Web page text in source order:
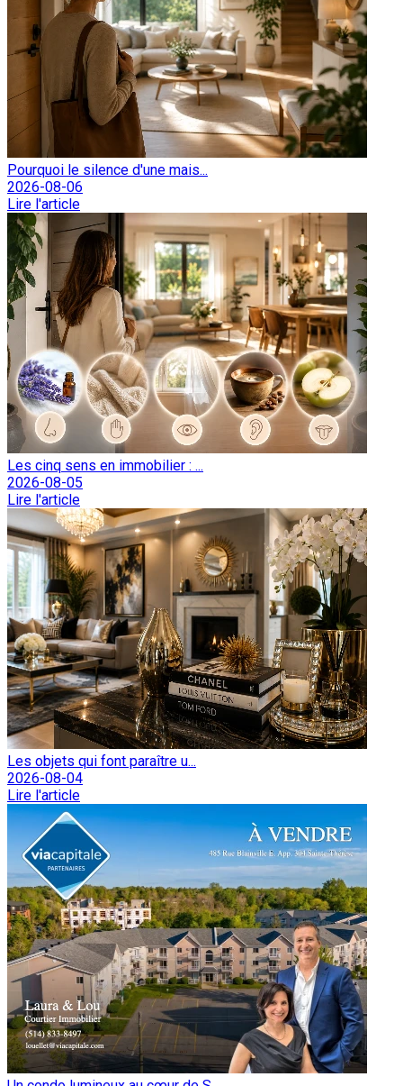
Pourquoi le silence d'une mais...
2026-08-06
Lire l'article
Les cinq sens en immobilier : ...
2026-08-05
Lire l'article
Les objets qui font paraître u...
2026-08-04
Lire l'article